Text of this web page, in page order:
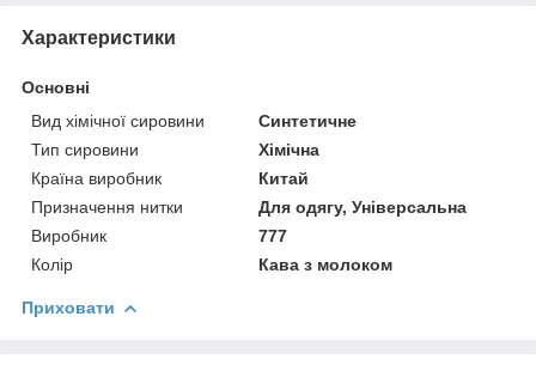
Характеристики
Основні
Вид хімічної сировини
Синтетичне
Тип сировини
Хімічна
Країна виробник
Китай
Призначення нитки
Для одягу, Універсальна
Виробник
777
Колір
Кава з молоком
Приховати